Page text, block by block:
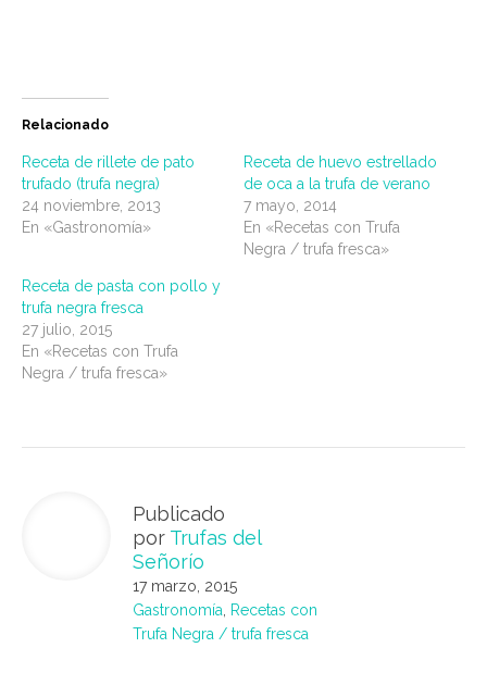
Relacionado
Receta de rillete de pato
trufado (trufa negra)
24 noviembre, 2013
En «Gastronomía»
Receta de huevo estrellado
de oca a la trufa de verano
7 mayo, 2014
En «Recetas con Trufa
Negra / trufa fresca»
Receta de pasta con pollo y
trufa negra fresca
27 julio, 2015
En «Recetas con Trufa
Negra / trufa fresca»
Publicado
por Trufas del
Señorío
17 marzo, 2015
Gastronomía Recetas con
Trufa Negra / trufa fresca